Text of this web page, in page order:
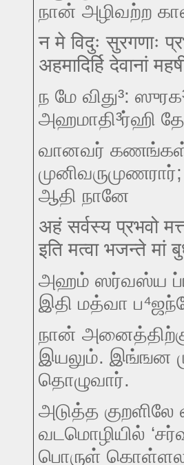
நான் அழிவற்ற
न मे विदुः सुरगणाः
अहमादिर्हि देवानां
ந மே விது³:
அஹமாதி³ர்ஹி
வானவர் கணங்கள்
ஆதி நானே
अहं सर्वस्य प्रभवो
इति मत्वा भजन्ते मां
அஹம் ஸர்வஸ்ய
இதி மத்வா
நான்
இயலும். இங்ஙன
தொழுவார்.
அடுத்த
வடமொழியில்
பொருள்